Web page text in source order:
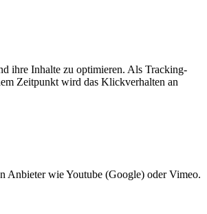
ihre Inhalte zu optimieren. Als Tracking-
Zeitpunkt wird das Klickverhalten an
Anbieter wie Youtube (Google) oder Vimeo.